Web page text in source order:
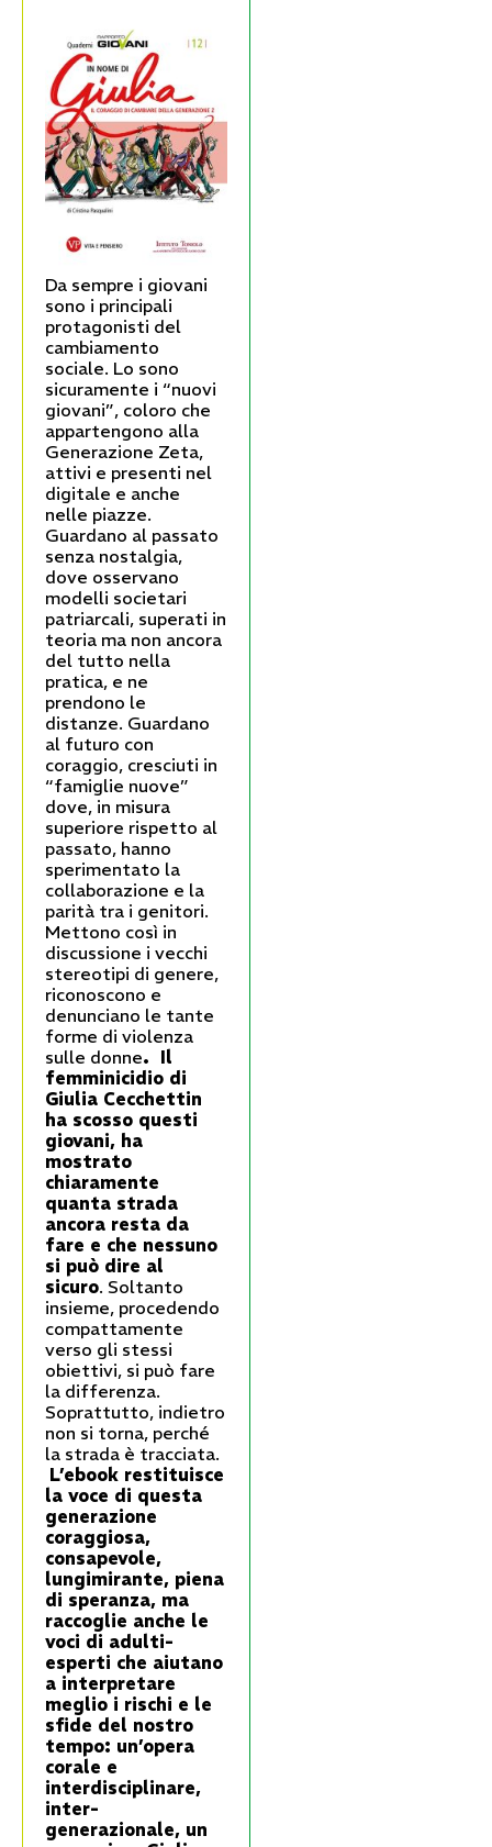
Da sempre i giovani
sono i principali
protagonisti del
cambiamento
sociale. Lo sono
sicuramente i “nuovi
giovani”, coloro che
appartengono alla
Generazione Zeta,
attivi e presenti nel
digitale e anche
nelle piazze.
Guardano al passato
senza nostalgia,
dove osservano
modelli societari
patriarcali, superati in
teoria ma non ancora
del tutto nella
pratica, e ne
prendono le
distanze. Guardano
al futuro con
coraggio, cresciuti in
“famiglie nuove”
dove, in misura
superiore rispetto al
passato, hanno
sperimentato la
collaborazione e la
parità tra i genitori.
Mettono così in
discussione i vecchi
stereotipi di genere,
riconoscono e
denunciano le tante
forme di violenza
sulle donne. Il
femminicidio di
Giulia Cecchettin
ha scosso questi
giovani, ha
mostrato
chiaramente
quanta strada
ancora resta da
fare e che nessuno
si può dire al
sicuro. Soltanto
insieme, procedendo
compattamente
verso gli stessi
obiettivi, si può fare
la differenza.
Soprattutto, indietro
non si torna, perché
la strada è tracciata.
L’ebook restituisce
la voce di questa
generazione
coraggiosa,
consapevole,
lungimirante, piena
di speranza, ma
raccoglie anche le
voci di adulti-
esperti che aiutano
a interpretare
meglio i rischi e le
sfide del nostro
tempo: un’opera
corale e
interdisciplinare,
inter-
generazionale, un